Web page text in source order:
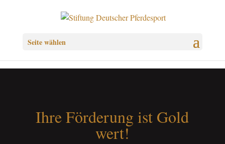
Seite wählen
Ihre Förderung ist Gold
wert!